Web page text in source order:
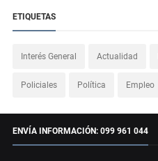
ETIQUETAS
Interés General Actualidad
Policiales Política Empleo
ENVÍA INFORMACIÓN: 099 961 044